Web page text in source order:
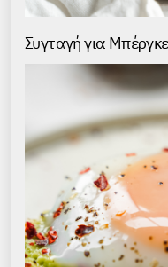
Συγταγή για